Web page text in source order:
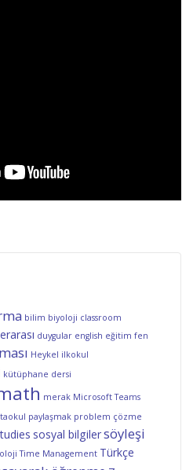
bilim biyoloji classroom
duygular english eğitim fen
Heykel ilkokul
kütüphane dersi
merak Microsoft Teams
paylaşmak problem çözme
sosyal bilgilersöyleşi
Time Management Türkçe